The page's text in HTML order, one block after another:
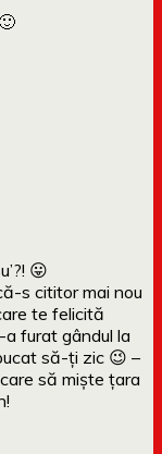
😛
s cititor mai nou
te felicită
furat gândul la
să-ți zic 😉 –
să miște țara